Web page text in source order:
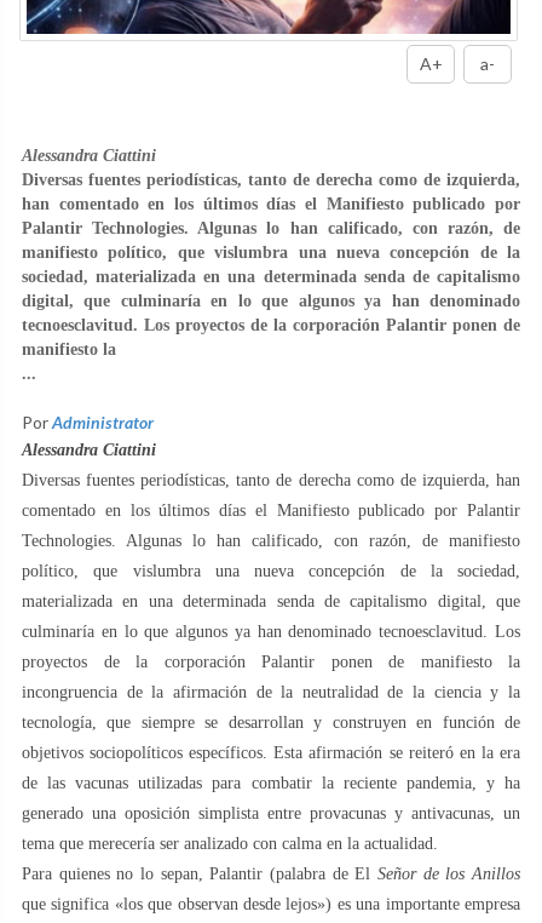
A+ a-
Alessandra Ciattini
Diversas fuentes periodísticas, tanto de derecha como de izquierda,
han comentado en los últimos días el Manifiesto publicado por
Palantir Technologies. Algunas lo han calificado, con razón, de
manifiesto político, que vislumbra una nueva concepción de la
sociedad, materializada en una determinada senda de capitalismo
digital, que culminaría en lo que algunos ya han denominado
tecnoesclavitud. Los proyectos de la corporación Palantir ponen de
manifiesto la
...
PorAdministrator
Alessandra Ciattini
Diversas fuentes periodísticas, tanto de derecha como de izquierda, han
comentado en los últimos días el Manifiesto publicado por Palantir
Technologies. Algunas lo han calificado, con razón, de manifiesto
político, que vislumbra una nueva concepción de la sociedad,
materializada en una determinada senda de capitalismo digital, que
culminaría en lo que algunos ya han denominado tecnoesclavitud. Los
proyectos de la corporación Palantir ponen de manifiesto la
incongruencia de la afirmación de la neutralidad de la ciencia y la
tecnología, que siempre se desarrollan y construyen en función de
objetivos sociopolíticos específicos. Esta afirmación se reiteró en la era
de las vacunas utilizadas para combatir la reciente pandemia, y ha
generado una oposición simplista entre provacunas y antivacunas, un
tema que merecería ser analizado con calma en la actualidad.
Para quienes no lo sepan, Palantir (palabra de El Señor de los Anillos
que significa «los que observan desde lejos») es una importante empresa